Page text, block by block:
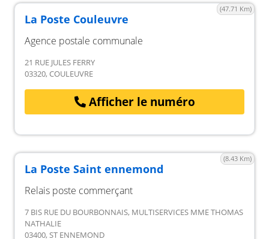
(47.71 Km)
La Poste Couleuvre
Agence postale communale
21 RUE JULES FERRY
03320, COULEUVRE
Afficher le numéro
(8.43 Km)
La Poste Saint ennemond
Relais poste commerçant
7 BIS RUE DU BOURBONNAIS, MULTISERVICES MME THOMAS
NATHALIE
03400, ST ENNEMOND